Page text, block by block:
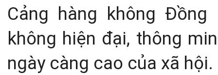
Cảng hàng không
không hiện đại, thông
ngày càng cao của xã hội.